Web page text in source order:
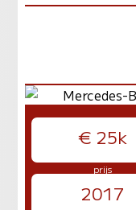
€ 25k
prijs
2017